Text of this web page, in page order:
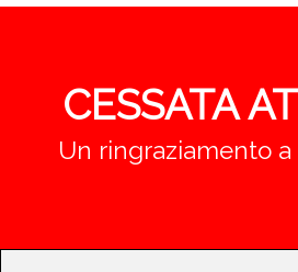
CESSATA
Un ringraziamento